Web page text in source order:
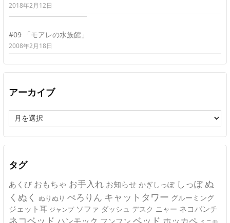
2018年2月12日
#09 「モアレの水族館」
2008年2月18日
アーカイブ
ー
カ
イ
タグ
あくび おもちゃ お手入れ お知らせ かぎしっぽ しっぽ ぬ
くぬく ぬりぬり ぺろりん キャットタワー グルーミング
ジェット耳 ジャンプ ソファ ダッシュ デスク ニャー ネコパンチ